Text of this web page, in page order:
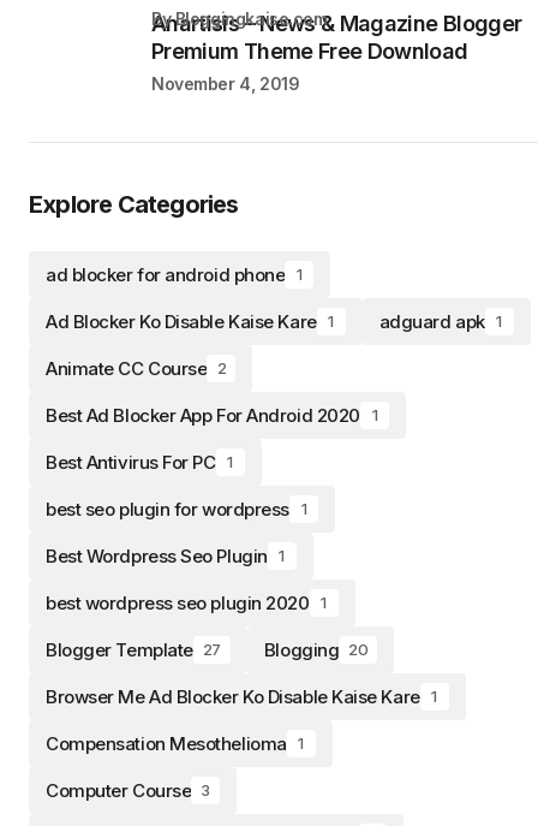
Anartisis – News & Magazine Blogger
Premium Theme Free Download
by Bloggingkaise.com
November 4, 2019
Explore Categories
ad blocker for android phone 1
Ad Blocker Ko Disable Kaise Kare 1 adguard apk 1
Animate CC Course 2
Best Ad Blocker App For Android 2020 1
Best Antivirus For PC 1
best seo plugin for wordpress 1
Best Wordpress Seo Plugin 1
best wordpress seo plugin 2020 1
Blogger Template 27 Blogging 20
Browser Me Ad Blocker Ko Disable Kaise Kare 1
Compensation Mesothelioma 1
Computer Course 3